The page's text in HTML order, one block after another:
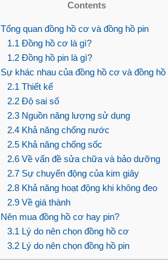
Contents
Tổng quan đồng hồ cơ và đồng hồ pin
1.1 Đồng hồ cơ là gì?
1.2Đồng hồ pin là gì?
Sự khác nhau của đồng hồ cơ và đồng hồ
2.1 Thiết kế
2.2Độ sai số
2.3Nguồn năng lượng sử dụng
2.4Khả năng chống nước
2.5Khả năng chống sốc
2.6Về vấn đề sửa chữa và bảo dưỡng
2.7Sự chuyển động của kim giây
2.8Khả năng hoạt động khi không đeo
2.9Về giá thành
Nên mua đồng hồ cơ hay pin?
3.1 Lý do nên chọn đồng hồ cơ
3.2Lý do nên chọn đồng hồ pin